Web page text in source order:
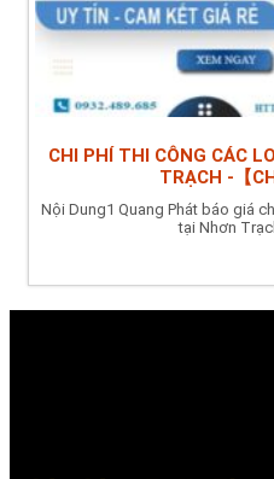
CHI PHÍ THI CÔNG CÁC
TRẠCH -【
Nội Dung1 Quang Phát báo giá
tại Nhơn